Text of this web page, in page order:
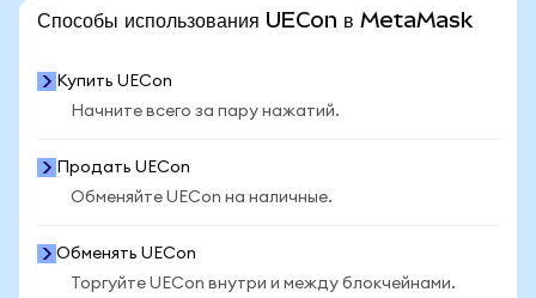
Способы использования UECon в MetaMask
Купить UECon
Начните всего за пару нажатий.
Продать UECon
Обменяйте UECon на наличные.
Обменять UECon
Торгуйте UECon внутри и между блокчейнами.